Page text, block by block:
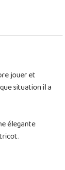
jouer et
situation il a
élegante